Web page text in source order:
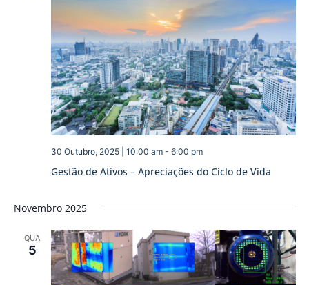
Gestão de Ativos – Apreciações do Ciclo de Vida
30 Outubro, 2025 | 10:00 am- 6:00 pm
Novembro 2025
QUA
5